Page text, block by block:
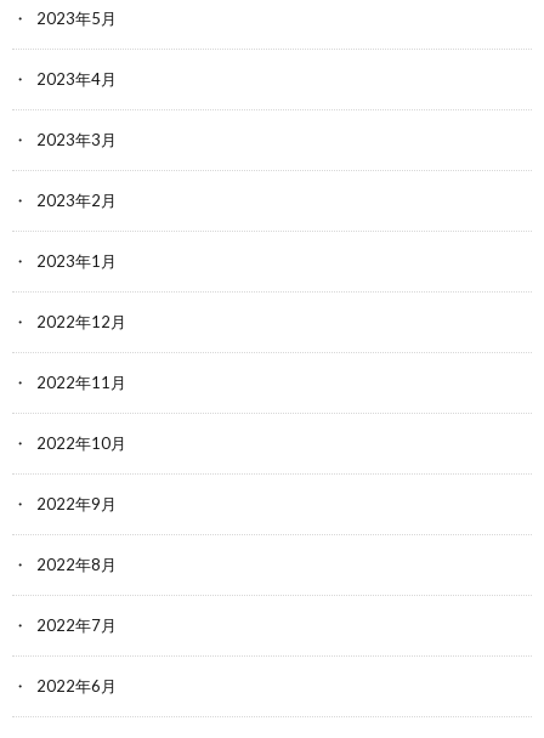
2023年5月
2023年4月
2023年3月
2023年2月
2023年1月
2022年12月
2022年11月
2022年10月
2022年9月
2022年8月
2022年7月
2022年6月